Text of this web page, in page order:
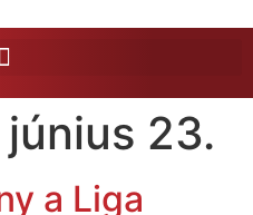
június 23.
a Liga